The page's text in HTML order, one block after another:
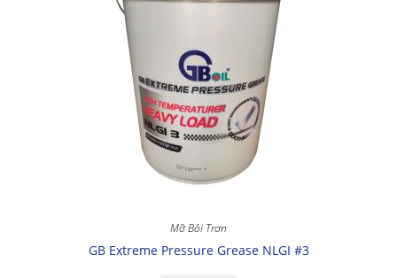
Mỡ Bôi Trơn
GB Extreme Pressure Grease NLGI #3